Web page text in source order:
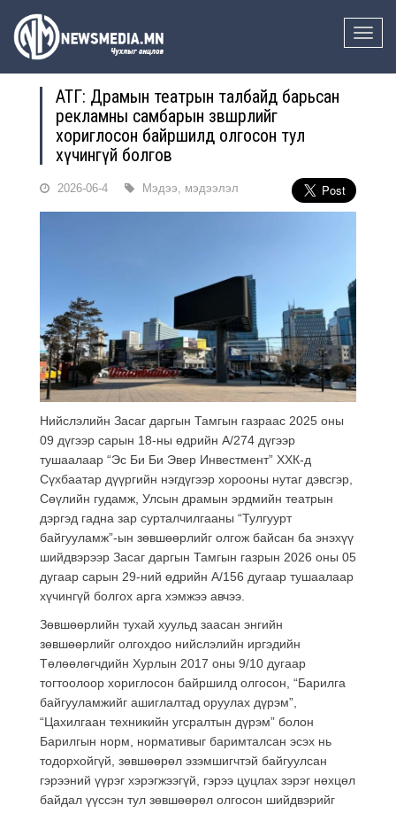
Toggle
АТГ: Драмын театрын талбайд барьсан
рекламны самбарын зөвшөөрлийг
хориглосон байршилд олгосон тул
хүчингүй болгов
2026-06-4 Мэдээ, мэдээлэл
Нийслэлийн Засаг даргын Тамгын газраас 2025 оны
09 дүгээр сарын 18-ны өдрийн А/274 дүгээр
тушаалаар “Эс Би Би Эвер Инвестмент” ХХК-д
Сүхбаатар дүүргийн нэгдүгээр хорооны нутаг дэвсгэр,
Сөүлийн гудамж, Улсын драмын эрдмийн театрын
дэргэд гадна зар сурталчилгааны “Тулгуурт
байгууламж”-ын зөвшөөрлийг олгож байсан ба энэхүү
шийдвэрээр Засаг даргын Тамгын газрын 2026 оны 05
дугаар сарын 29-ний өдрийн А/156 дугаар тушаалаар
хүчингүй болгох арга хэмжээ авчээ.
Зөвшөөрлийн тухай хуульд заасан энгийн
зөвшөөрлийг олгохдоо нийслэлийн иргэдийн
Төлөөлөгчдийн Хурлын 2017 оны 9/10 дугаар
тогтоолоор хориглосон байршилд олгосон, “Барилга
байгууламжийг ашиглалтад оруулах дүрэм”,
“Цахилгаан техникийн угсралтын дүрэм” болон
Барилгын норм, нормативыг баримталсан эсэх нь
тодорхойгүй, зөвшөөрөл эзэмшигчтэй байгуулсан
гэрээний үүрэг хэрэгжээгүй, гэрээ цуцлах зэрэг нөхцөл
байдал үүссэн тул зөвшөөрөл олгосон шийдвэрийг